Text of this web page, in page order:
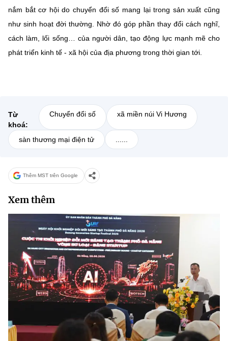
nắm bắt cơ hội do chuyển đổi số mang lại trong sản xuất cũng
như sinh hoạt đời thường. Nhờ đó góp phần thay đổi cách nghĩ,
cách làm, lối sống… của người dân, tạo động lực mạnh mẽ cho
phát triển kinh tế - xã hội của địa phương trong thời gian tới.
Từ
khoá:
Chuyển đổi số xã miền núi Vi Hương
sàn thương mại điện tử
Thêm MST trên Google
Xem thêm